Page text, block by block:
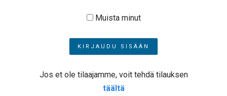
Muista minut
Jos et ole tilaajamme, voit tehdä tilauksen
täältä